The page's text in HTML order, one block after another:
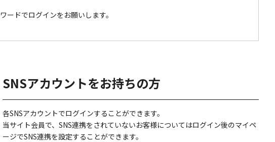
ドでログインをお願いします。
SNSアカウントをお持ちの方
各SNSアカウントでログインすることができます。
当サイト会員で、SNS連携をされていないお客様についてはログイン後のマイペ
ージでSNS連携を設定することができます。